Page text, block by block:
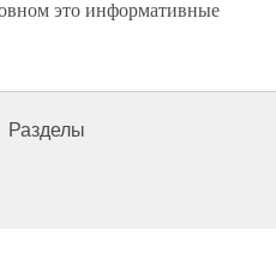
это информативные
Разделы